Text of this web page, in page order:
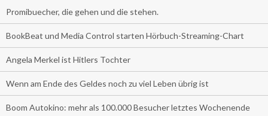
Promibuecher, die gehen und die stehen.
BookBeat und Media Control starten Hörbuch-Streaming-Chart
Angela Merkel ist Hitlers Tochter
Wenn am Ende des Geldes noch zu viel Leben übrig ist
Boom Autokino: mehr als 100.000 Besucher letztes Wochenende